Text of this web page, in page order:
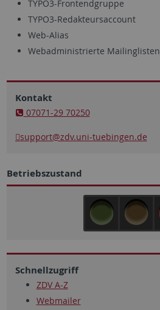
TYPO3-Frontendgruppe
TYPO3-Redakteursaccount
Web-Alias
Webadministrierte Mailinglisten
Kontakt
07071-29 70250
support@zdv.uni-tuebingen.de
Betriebszustand
Schnellzugriff
ZDV A-Z
Webmailer